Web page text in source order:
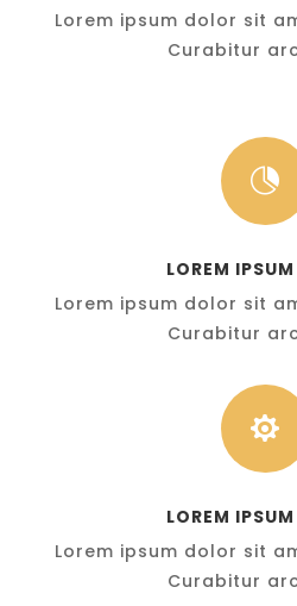
Lorem ipsum dolor sit
Curabitur

LOREM
Lorem ipsum dolor sit
Curabitur

LOREM
Lorem ipsum dolor sit
Curabitur